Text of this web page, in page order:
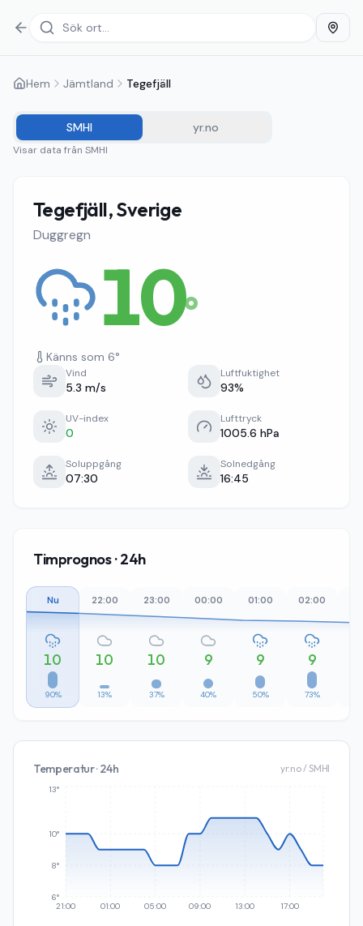
Hem Jämtland Tegefjäll
SMHI yr.no
Visar data från SMHI
Tegefjäll, Sverige
Duggregn
10°
Känns som 6°
Vind
5.3 m/s
Luftfuktighet
93%
UV-index
0
Lufttryck
1005.6 hPa
Soluppgång
07:30
Solnedgång
16:45
Timprognos · 24h
Nu
10
90%
22:00
10
13%
23:00
10
37%
00:00
9
40%
01:00
9
50%
02:00
9
73%
Temperatur · 24h yr.no / SMHI
21:00 01:00 05:00 09:00 13:00 17:00
6°
8°
10°
13°